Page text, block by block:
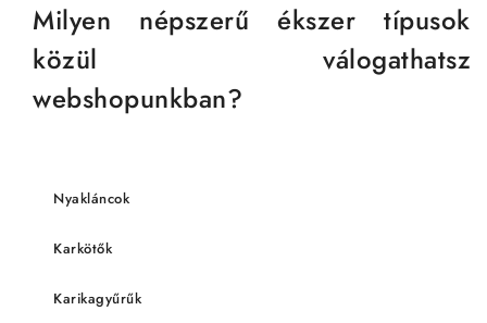
Milyen népszerű ékszer típusok
közül válogathatsz
webshopunkban?
Nyakláncok
Karkötők
Karikagyűrűk